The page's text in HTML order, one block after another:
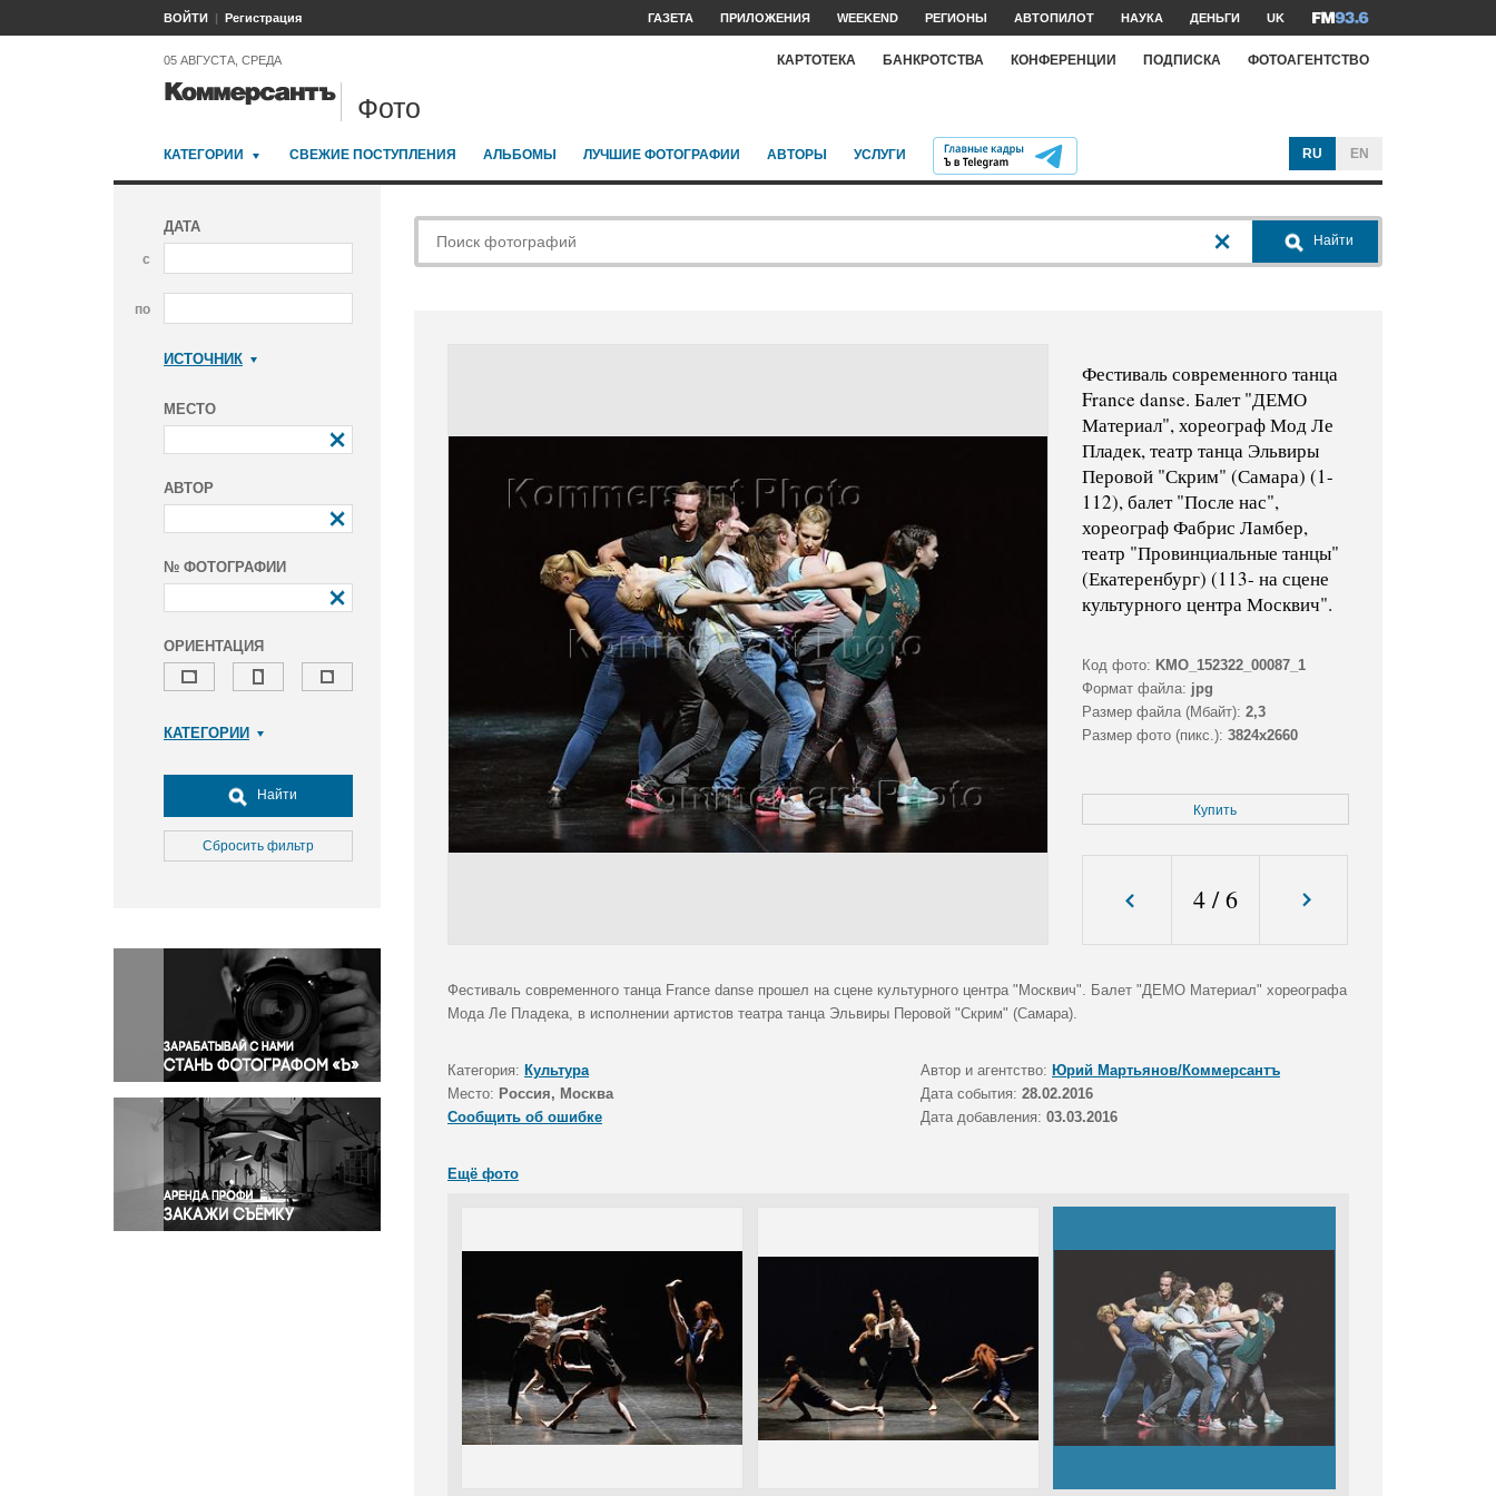
ВОЙТИ Регистрация ГАЗЕТА ПРИЛОЖЕНИЯ WEEKEND РЕГИОНЫ АВТОПИЛОТ НАУКА ДЕНЬГИ UK
05 АВГУСТА, СРЕДА КАРТОТЕКА БАНКРОТСТВА КОНФЕРЕНЦИИ ПОДПИСКА ФОТОАГЕНТСТВО
Фото
КАТЕГОРИИ СВЕЖИЕ ПОСТУПЛЕНИЯ АЛЬБОМЫ ЛУЧШИЕ ФОТОГРАФИИ АВТОРЫ УСЛУГИ RU EN
ДАТА
с
по
ИСТОЧНИК
МЕСТО
АВТОР
№ ФОТОГРАФИИ
ОРИЕНТАЦИЯ
КАТЕГОРИИ
Досуг, туризм и отдых
Культура
Медицина
Окружающая среда
Политика
Правосудие
Происшествия и конфликты
Религия
Светская жизнь
Спорт
Экология
Экономика и бизнес
Найти
Сбросить фильтр
Найти
Фестиваль современного танца
France danse. Балет "ДЕМО
Материал", хореограф Мод Ле
Пладек, театр танца Эльвиры
Перовой "Скрим" (Самара) (1-
112), балет "После нас",
хореограф Фабрис Ламбер,
театр "Провинциальные танцы"
(Екатеренбург) (113- на сцене
культурного центра Москвич".
Код фото: KMO_152322_00087_1
Формат файла: jpg
Размер файла (Мбайт): 2,3
Размер фото (пикс.): 3824x2660
Купить
4/6
Фестиваль современного танца France danse прошел на сцене культурного центра "Москвич". Балет "ДЕМО Материал" хореографа
Мода Ле Пладека, в исполнении артистов театра танца Эльвиры Перовой "Скрим" (Самара).
Категория: Культура Автор и агентство: Юрий Мартьянов/Коммерсантъ
Место: Россия, Москва Дата события: 28.02.2016
Сообщить об ошибке
Дата добавления: 03.03.2016
Ещё фото